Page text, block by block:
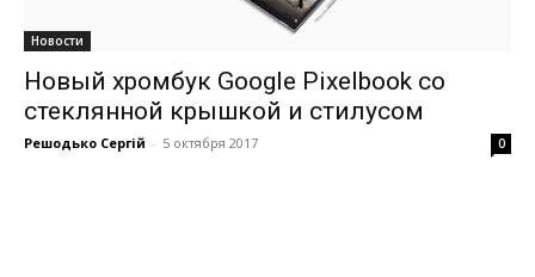
Новости
Новый хромбук Google Pixelbook со
стеклянной крышкой и стилусом
Решодько Сергій - 5 октября 2017 0